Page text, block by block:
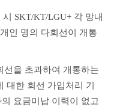
SKT/KT/LGU+ 각 망내
인 명의 다회선이 개통
선을 초과하여 개통하는
대한 회선 가입처리 기
요금미납 이력이 없고